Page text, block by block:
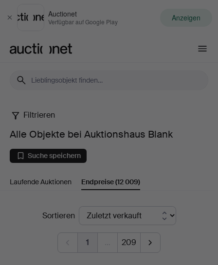
Schließen
Auctionet
Verfügbar auf Google Play Anzeigen
Alle
Objekte
bei
Auktionshaus
Filtrieren
Alle Objekte bei Auktionshaus Blank
Suche speichern
Laufende Auktionen Endpreise(12 009)
EndpreiseSortieren
1 … 209